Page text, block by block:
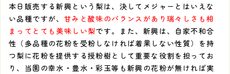
本日販売する新興という梨は、決してメジャーとはいえな
い品種ですが、 甘みと酸味のバランスがあり瑞々しさも相
まってとても美味しい梨です。また、新興は、自家不和合
性（多品種の花粉を受粉しなければ着果しない性質）を持
つ梨に花粉を提供する授粉樹として重要な役割を担ってお
り、当園の幸水・豊水・彩玉等も新興の花粉が無ければ実